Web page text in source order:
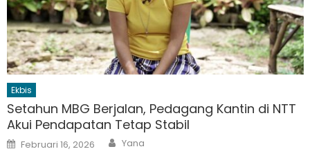
Ekbis
Setahun MBG Berjalan, Pedagang Kantin di NTT
Akui Pendapatan Tetap Stabil
Posted
on
Februari 16, 2026 Author
Yana